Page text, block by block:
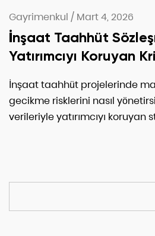
Gayrimenkul / Mart 4, 2026
İnşaat Taahhüt
Yatırımcıyı Koruyan
İnşaat taahhüt projelerinde
gecikme risklerini nasıl
verileriyle yatırımcıyı koruyan